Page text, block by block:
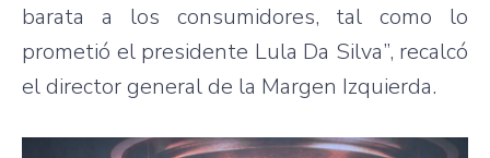
barata a los consumidores, tal como lo
prometió el presidente Lula Da Silva”, recalcó
el director general de la Margen Izquierda.